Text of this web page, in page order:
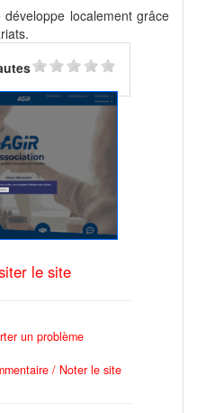
localement grâce
le site
un problème
/ Noter le site